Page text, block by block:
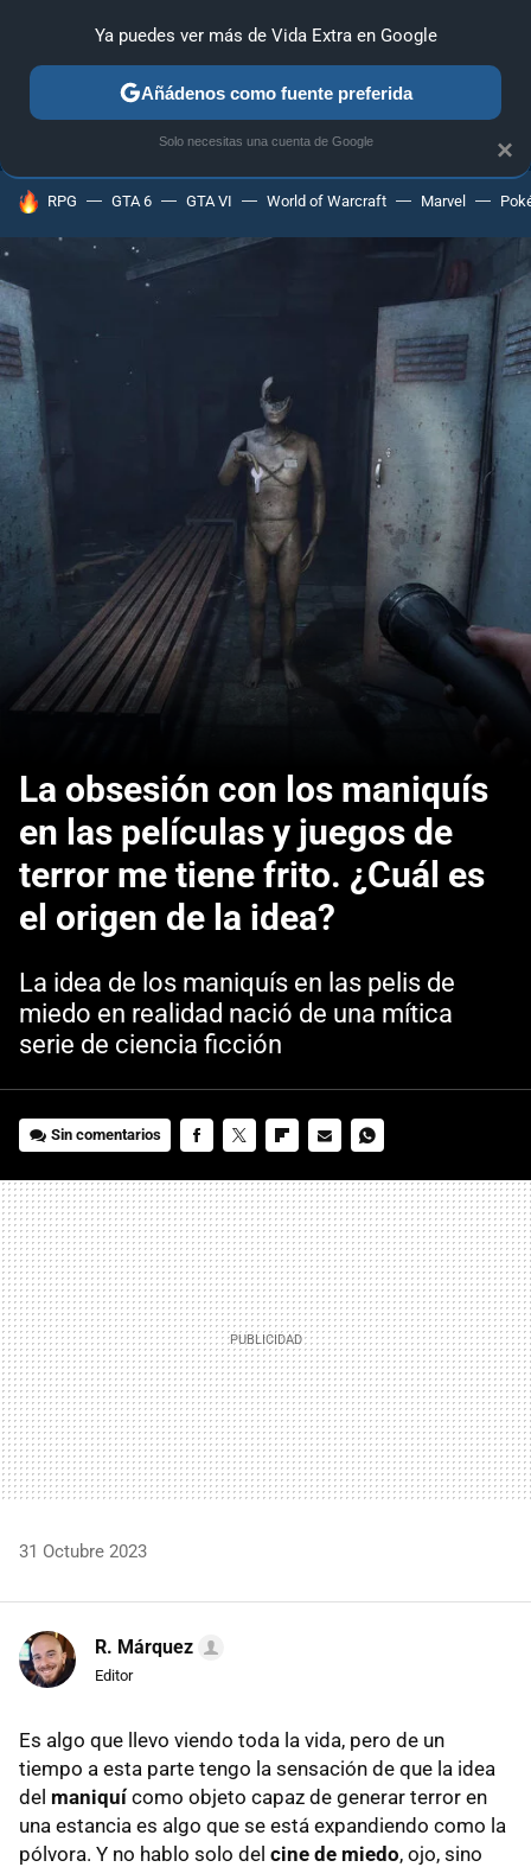
ANÁLISIS GUÍAS Y TRUCOS PC SONY NINTENDO
HOY SE HABLA DE
RPG GTA 6 GTA VI World of Warcraft Marvel
La obsesión con los maniquís
en las películas y juegos de
terror me tiene frito. ¿Cuál es
el origen de la idea?
La idea de los maniquís en las pelis de
miedo en realidad nació de una mítica
serie de ciencia ficción
Sin comentarios
MAIL
31 Octubre 2023
R. Márquez
Editor
Es algo que llevo viendo toda la vida, pero de un
tiempo a esta parte tengo la sensación de que la idea
del maniquí como objeto capaz de generar terror en
una estancia es algo que se está expandiendo como la
pólvora. Y no hablo solo del cine de miedo, ojo, sino
×
Ya puedes ver más de Vida Extra en Google
Añádenos como fuente preferida
Solo necesitas una cuenta de Google